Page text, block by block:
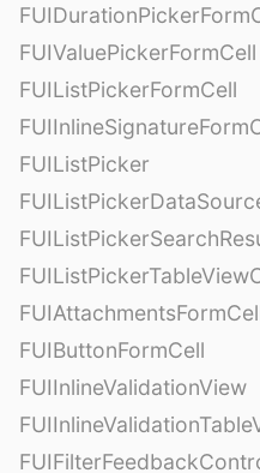
FUIValuePickerFormCell
FUIListPickerFormCell
FUIListPicker
FUIButtonFormCell
FUIInlineValidationView